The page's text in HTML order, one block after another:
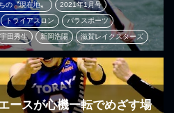
の〝現在地〟 2021年1月号
トライアスロン パラスポーツ
宇田秀生 新岡浩陽 滋賀レイクスターズ
ースが心機一転でめざす場